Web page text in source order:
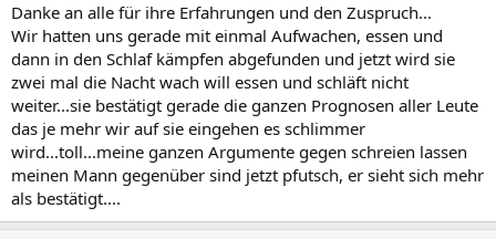
Danke an alle für ihre Erfahrungen und den Zuspruch...
Wir hatten uns gerade mit einmal Aufwachen, essen und
dann in den Schlaf kämpfen abgefunden und jetzt wird sie
zwei mal die Nacht wach will essen und schläft nicht
weiter...sie bestätigt gerade die ganzen Prognosen aller Leute
das je mehr wir auf sie eingehen es schlimmer
wird...toll...meine ganzen Argumente gegen schreien lassen
meinen Mann gegenüber sind jetzt pfutsch, er sieht sich mehr
als bestätigt....